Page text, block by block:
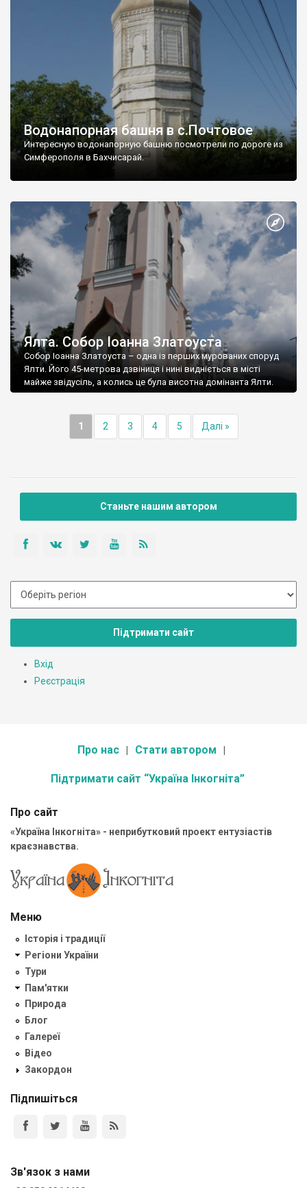
Водонапорная башня в с.Почтовое
Интересную водонапорную башню посмотрели по дороге из
Симферополя в Бахчисарай.
Ялта. Собор Іоанна Златоуста
Собор Іоанна Златоуста – одна із перших мурованих споруд
Ялти. Його 45-метрова дзвіниця і нині видніється в місті
майже звідусіль, а колись це була висотна домінанта Ялти.
1 2 3 4 5 Далі »
Станьте нашим автором
Підтримати сайт
Вхід
Реєстрація
Про нас Стати автором
Підтримати сайт “Україна Інкогніта”
Про сайт
«Україна Інкогніта» - неприбутковий проект ентузіастів
краєзнавства.
Меню
Історія і традиції
Регіони України
Тури
Пам'ятки
Природа
Блог
Галереї
Відео
Закордон
Підпишіться
Зв'язок з нами